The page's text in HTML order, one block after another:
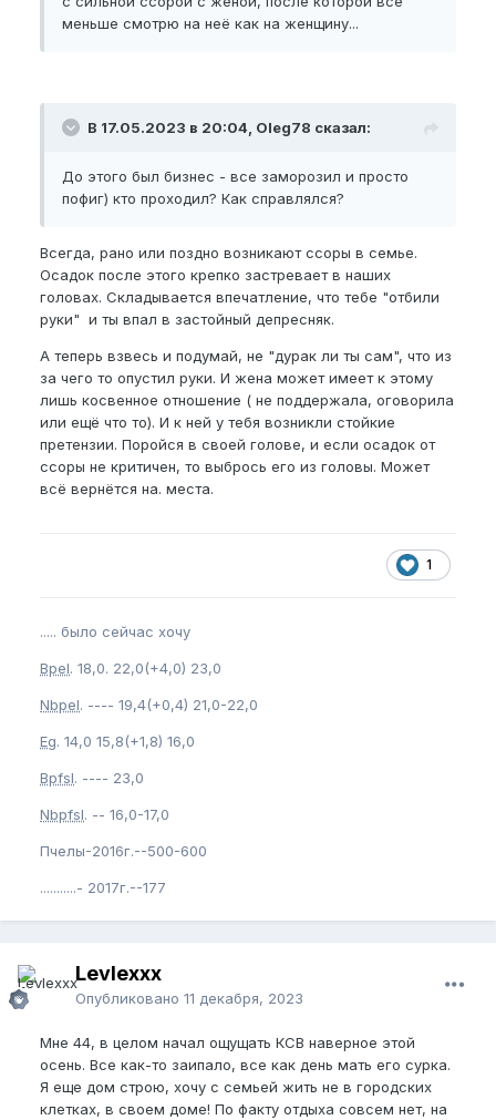
меньше смотрю на неё как на женщину...
В 17.05.2023 в 20:04, Oleg78 сказал:
До этого был бизнес - все заморозил и просто
пофиг) кто проходил? Как справлялся?
Всегда, рано или поздно возникают ссоры в семье.
Осадок после этого крепко застревает в наших
головах. Складывается впечатление, что тебе "отбили
руки" и ты впал в застойный депресняк.
А теперь взвесь и подумай, не "дурак ли ты сам", что из
за чего то опустил руки. И жена может имеет к этому
лишь косвенное отношение ( не поддержала, оговорила
или ещё что то). И к ней у тебя возникли стойкие
претензии. Поройся в своей голове, и если осадок от
ссоры не критичен, то выбрось его из головы. Может
всё вернётся на. места.
1
..... было сейчас хочу
Bpel. 18,0. 22,0(+4,0) 23,0
Nbpel. ---- 19,4(+0,4) 21,0-22,0
Eg. 14,0 15,8(+1,8) 16,0
Bpfsl. ---- 23,0
Nbpfsl. -- 16,0-17,0
Пчелы-2016г.--500-600
...........- 2017г.--177
Levlexxx
Опубликовано 11 декабря, 2023
Мне 44, в целом начал ощущать КСВ наверное этой
осень. Все как-то заипало, все как день мать его сурка.
Я еще дом строю, хочу с семьей жить не в городских
клетках, в своем доме! По факту отдыха совсем нет, на